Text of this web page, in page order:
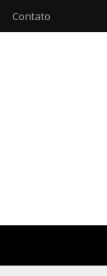
Contato